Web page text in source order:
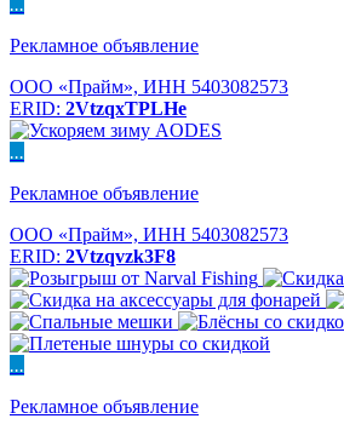
...
Рекламное объявление
ООО «Прайм», ИНН 5403082573
ERID: 2VtzqxTPLHe
...
Рекламное объявление
ООО «Прайм», ИНН 5403082573
ERID: 2Vtzqvzk3F8
...
Рекламное объявление